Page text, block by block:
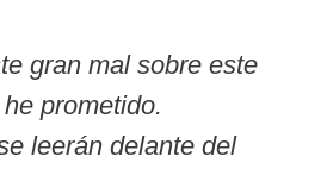
gran mal sobre este
prometido.
leerán delante del